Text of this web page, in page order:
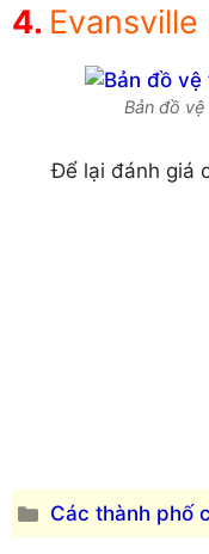
Bản đồ
Để lại đánh giá
Danh
mục
Các thành phố